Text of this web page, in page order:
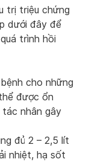
trị triệu chứng
dưới đây để
trình hồi
cho những
được ổn
nhân gây
đủ 2 – 2,5 lít
nhiệt, hạ sốt